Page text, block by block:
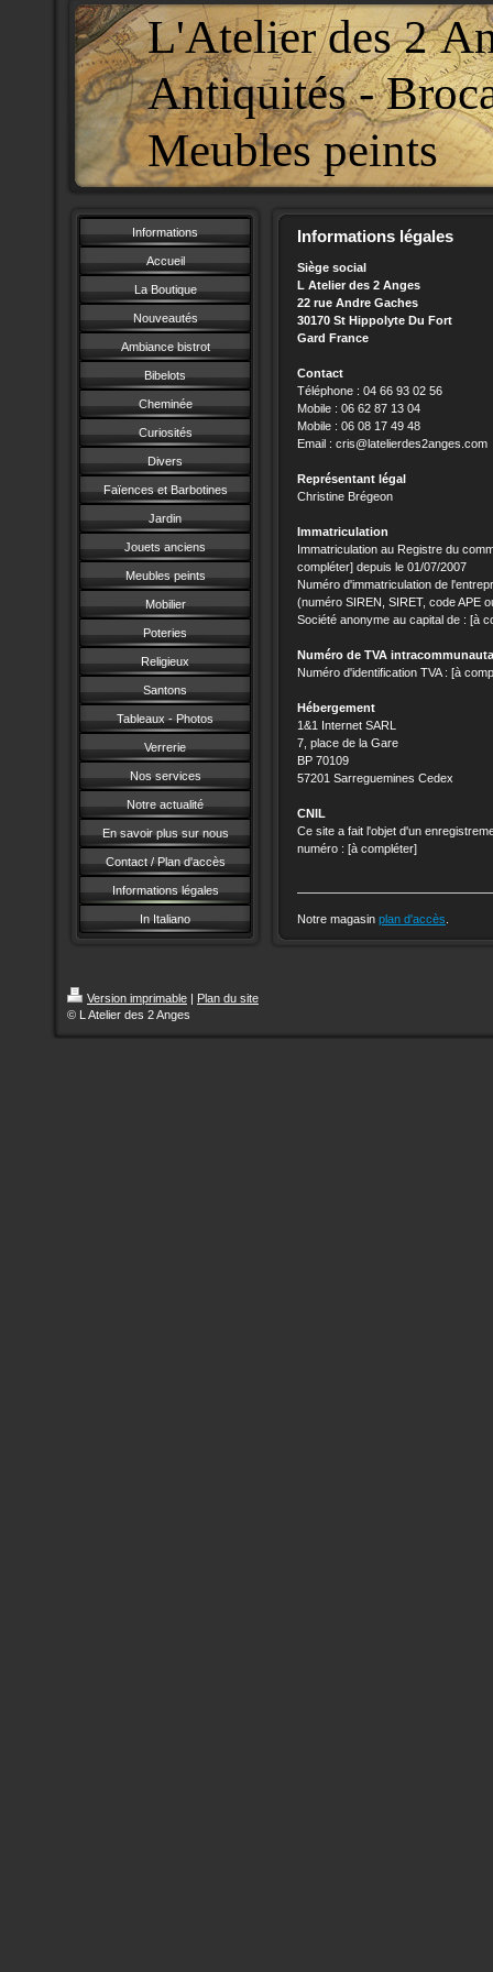
L'Atelier des 2
Antiquités -
Meubles peints
Informations
Accueil
La Boutique
Nouveautés
Ambiance bistrot
Bibelots
Cheminée
Curiosités
Divers
Faïences et Barbotines
Jardin
Jouets anciens
Meubles peints
Mobilier
Poteries
Religieux
Santons
Tableaux - Photos
Verrerie
Nos services
Notre actualité
En savoir plus sur nous
Contact / Plan d'accès
Informations légales
In Italiano
Informations légales
Siège social
L Atelier des 2 Anges
22 rue Andre Gaches
30170 St Hippolyte Du Fort
Gard France
Contact
Téléphone : 04 66 93 02 56
Mobile : 06 62 87 13 04
Mobile : 06 08 17 49 48
Email : cris@latelierdes2anges.com
Représentant légal
Christine Brégeon
Immatriculation
Immatriculation au Registre du
compléter] depuis le 01/07/2007
Numéro d'immatriculation de
(numéro SIREN, SIRET, code APE
Société anonyme au capital de : [à
Numéro de TVA
Numéro d'identification TVA : [à
Hébergement
1&1 Internet SARL
7, place de la Gare
BP 70109
57201 Sarreguemines Cedex
CNIL
Ce site a fait l'objet d'un
numéro : [à compléter]
Notre magasin plan d'accès
Version imprimable | Plan du site
© L Atelier des 2 Anges